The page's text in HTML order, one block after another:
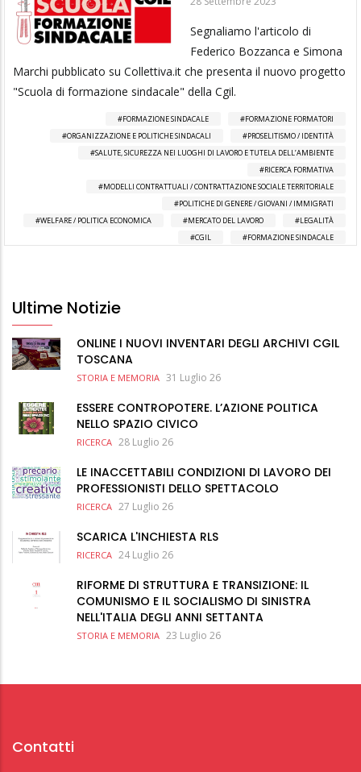
Segnaliamo l'articolo di
Federico Bozzanca e Simona
Marchi pubblicato su Collettiva.it che presenta il nuovo progetto
"Scuola di formazione sindacale" della Cgil.
FORMAZIONE SINDACALE
FORMAZIONE FORMATORI
ORGANIZZAZIONE E POLITICHE SINDACALI
PROSELITISMO / IDENTITÀ
SALUTE, SICUREZZA NEI LUOGHI DI LAVORO E TUTELA DELL’AMBIENTE
RICERCA FORMATIVA
MODELLI CONTRATTUALI / CONTRATTAZIONE SOCIALE TERRITORIALE
POLITICHE DI GENERE / GIOVANI / IMMIGRATI
WELFARE / POLITICA ECONOMICA
MERCATO DEL LAVORO
LEGALITÀ
CGIL
FORMAZIONE SINDACALE
Ultime Notizie
ONLINE I NUOVI INVENTARI DEGLI ARCHIVI CGIL
TOSCANA
STORIA E MEMORIA 31 Luglio 26
ESSERE CONTROPOTERE. L’AZIONE POLITICA
NELLO SPAZIO CIVICO
RICERCA 28 Luglio 26
LE INACCETTABILI CONDIZIONI DI LAVORO DEI
PROFESSIONISTI DELLO SPETTACOLO
RICERCA 27 Luglio 26
SCARICA L'INCHIESTA RLS
RICERCA 24 Luglio 26
RIFORME DI STRUTTURA E TRANSIZIONE: IL
COMUNISMO E IL SOCIALISMO DI SINISTRA
NELL'ITALIA DEGLI ANNI SETTANTA
STORIA E MEMORIA 23 Luglio 26
Contatti